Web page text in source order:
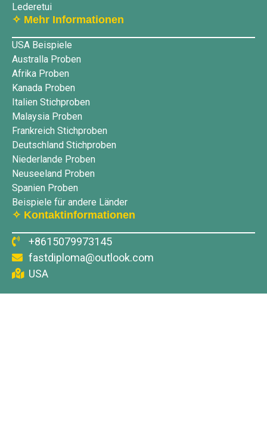
Lederetui
✧ Mehr Informationen
USA Beispiele
Australla Proben
Afrika Proben
Kanada Proben
Italien Stichproben
Malaysia Proben
Frankreich Stichproben
Deutschland Stichproben
Niederlande Proben
Neuseeland Proben
Spanien Proben
Beispiele für andere Länder
✧ Kontaktinformationen
+8615079973145
fastdiploma@outlook.com
USA